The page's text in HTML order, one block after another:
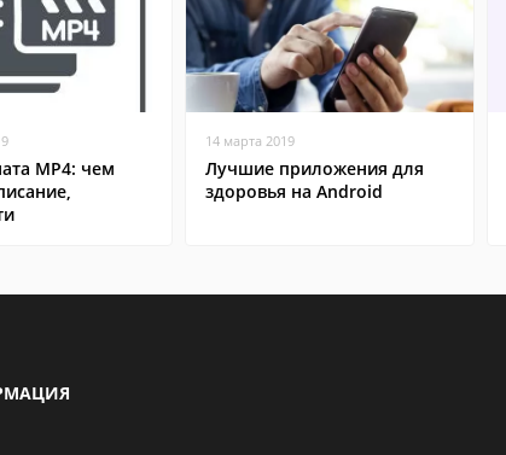
MP4: чем
14 марта 2019
Лучшие приложения для
здоровья на Android